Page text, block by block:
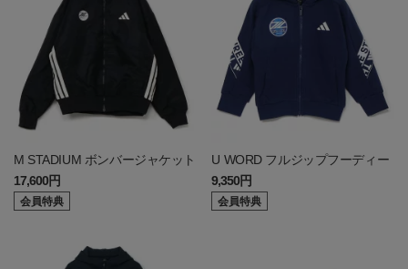
M STADIUM ボンバージャケット
17,600円
会員特典
U WORD フルジップフーディー
9,350円
会員特典